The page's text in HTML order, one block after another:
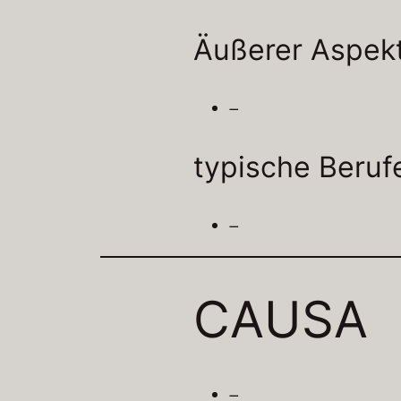
Äußerer
–
typische
–
CAUSA
–